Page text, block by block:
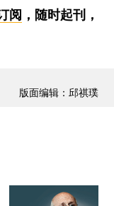
阅 ，随时起刊，
版面编辑：邱祺璞